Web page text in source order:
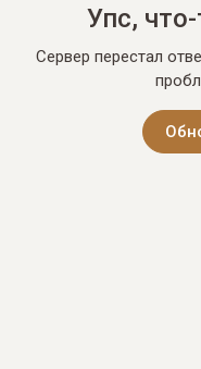
Упс,
Сервер перестал